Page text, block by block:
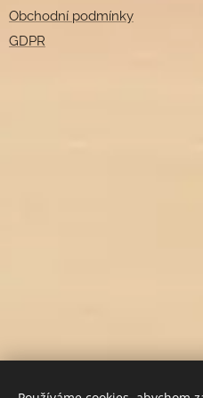
Obchodní podmínky
GDPR